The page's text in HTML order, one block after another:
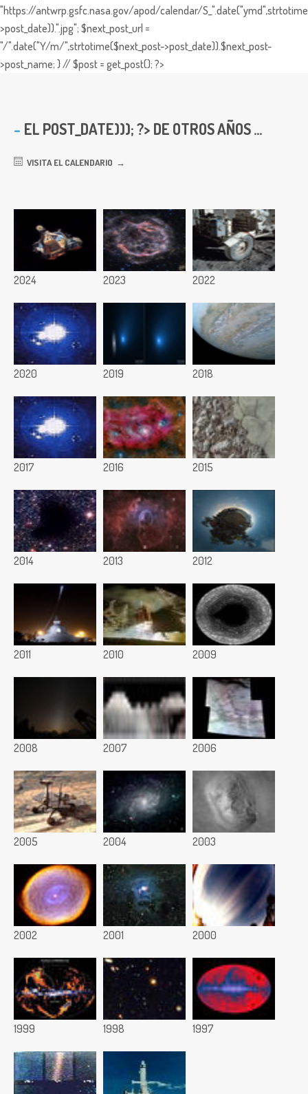
"https://antwrp.gsfc.nasa.gov/apod/calendar/
>post_date)).".jpg"; $next_post_url =
"/".date("Y/m/",strtotime($next_post->post_date)).$next_post-
>post_name; } // $post = get_post(); ?>
EL POST_DATE))); ?> DE OTROS AÑOS ...
VISITA EL CALENDARIO
2024 2023 2022
2020 2019 2018
2017 2016 2015
2014 2013 2012
2011 2010 2009
2008 2007 2006
2005 2004 2003
2002 2001 2000
1999 1998 1997